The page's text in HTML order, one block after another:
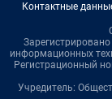
Контактные
информационных
Регистрационный
Учредитель: